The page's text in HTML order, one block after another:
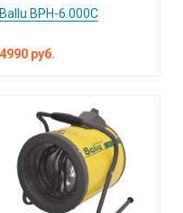
Ballu BPH-6.000С
4990 руб.